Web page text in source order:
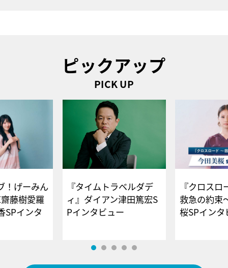
ピックアップ
PICK UP
！げーみん
藤樹愛羅
SPインタ
『タイムトラベルダデ
ィ』ダイアン津田篤宏S
Pインタビュー
『クロス
救急の約束
桜SPイ